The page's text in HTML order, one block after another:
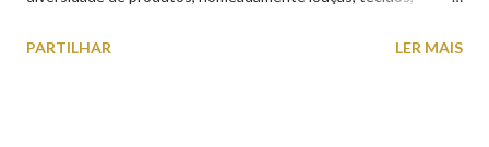
cobres entre muitos outros. Horário de funcionamento | Verão
PARTILHAR LER MAIS